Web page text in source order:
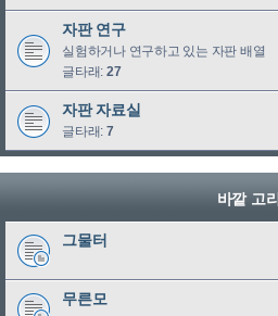
자판 연구
실험하거나 연구하고 있는 자판 배열
글타래: 27
자판 자료실
글타래: 7
바깥 고리
그물터
무른모